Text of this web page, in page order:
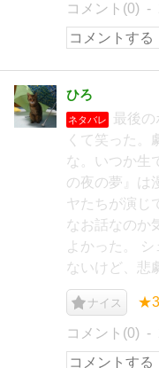
コメント(0)
ひろ
ネタバレ
最後
くて笑った。
な。いつか生
の夜の夢』は
ヤたちが演じ
なお話なのか
よかった。
ないけど、悲
ナイス ★3
コメント(0)